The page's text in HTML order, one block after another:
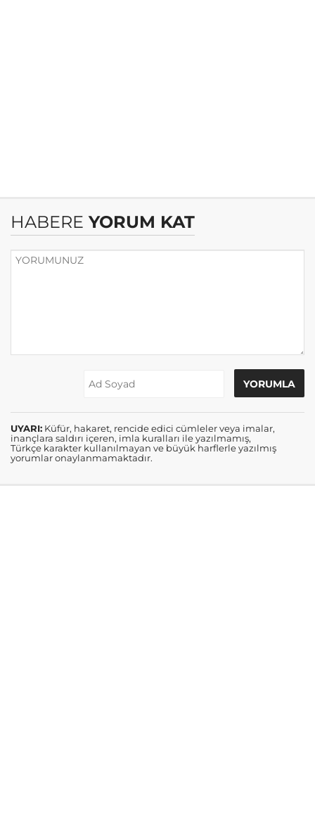
HABERE YORUM KAT
UYARI: Küfür, hakaret, rencide edici cümleler veya imalar,
inançlara saldırı içeren, imla kuralları ile yazılmamış,
Türkçe karakter kullanılmayan ve büyük harflerle yazılmış
yorumlar onaylanmamaktadır.